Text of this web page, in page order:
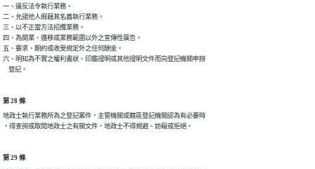
一、違反法令執行業務。
二、允諾他人假藉其名義執行業務。
三、以不正當方法招攬業務。
四、為開業、遷移或業務範圍以外之宣傳性廣告。
五、要求、期約或收受規定外之任何酬金。
六、明知為不實之權利書狀、印鑑證明或其他證明文件而向登記機關申辦
    登記。
第 28 條
地政士執行業務所為之登記案件，主管機關或轄區登記機關認為有必要時
，得查詢或取閱地政士之有關文件，地政士不得規避、妨礙或拒絕。
第 29 條